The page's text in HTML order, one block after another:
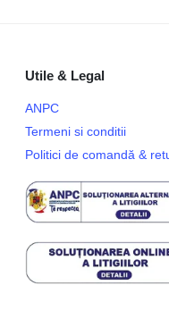
Utile & Legal
ANPC
Termeni si conditii
Politici de comandă &